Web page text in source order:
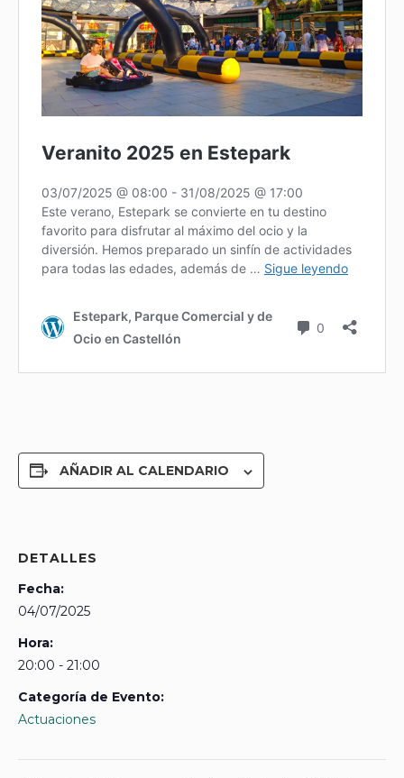
AÑADIR AL CALENDARIO
DETALLES
Fecha:
04/07/2025
Hora:
20:00 - 21:00
Categoría de Evento:
Actuaciones